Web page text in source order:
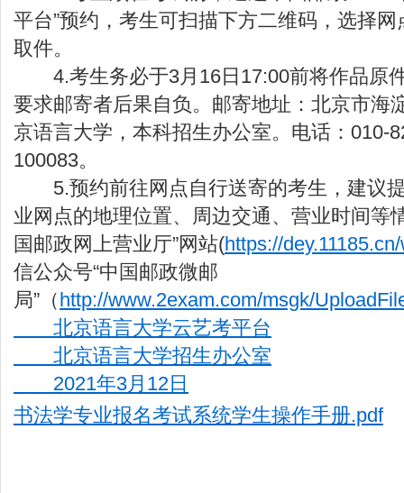
平台”预约，考生可扫描下方二维码，选择
取件。
4.考生务必于3月16日17:00前将作品原
要求邮寄者后果自负。邮寄地址：北京市海
京语言大学，本科招生办公室。电话：010-
100083。
5.预约前往网点自行送寄的考生，建议
业网点的地理位置、周边交通、营业时间等
国邮政网上营业厅”网站(https://
信公众号“中国邮政微邮
局”（http://www.2exam.com/msgk/
北京语言大学云艺考平台
北京语言大学招生办公室
2021年3月12日
书法学专业报名考试系统学生操作手册.pdf